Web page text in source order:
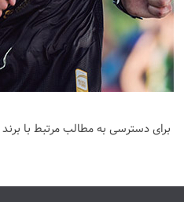
برای دسترسی به مطالب مرتبط با برند